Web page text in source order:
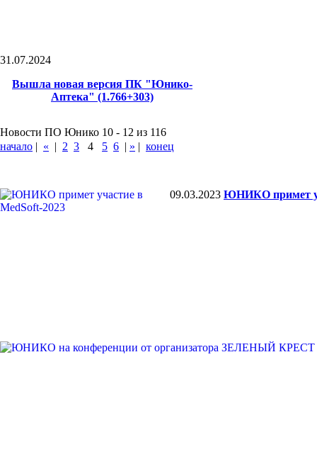
31.07.2024
Вышла новая версия ПК "Юнико-
Аптека" (1.766+303)
Новости ПО Юнико 10 - 12 из 116
начало | « | 2 3 4 5 6 | » | конец
09.03.2023 ЮНИКО примет